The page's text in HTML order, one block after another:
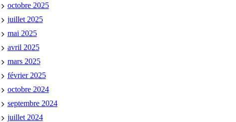
octobre 2025
juillet 2025
mai 2025
avril 2025
mars 2025
février 2025
octobre 2024
septembre 2024
juillet 2024